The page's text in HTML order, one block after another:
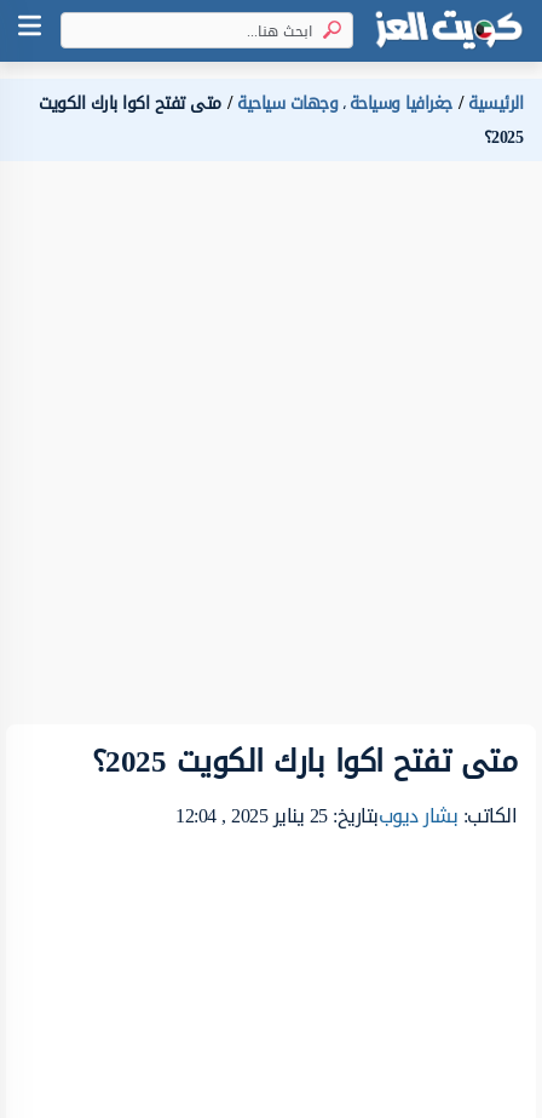
الرئيسية جغرافيا وسياحة،وجهات سياحية متى تفتح اكوا بارك الكويت
2025؟
متى تفتح اكوا بارك الكويت 2025؟
الكاتب:بشار ديوببتاريخ: 25 يناير 2025 , 12:04